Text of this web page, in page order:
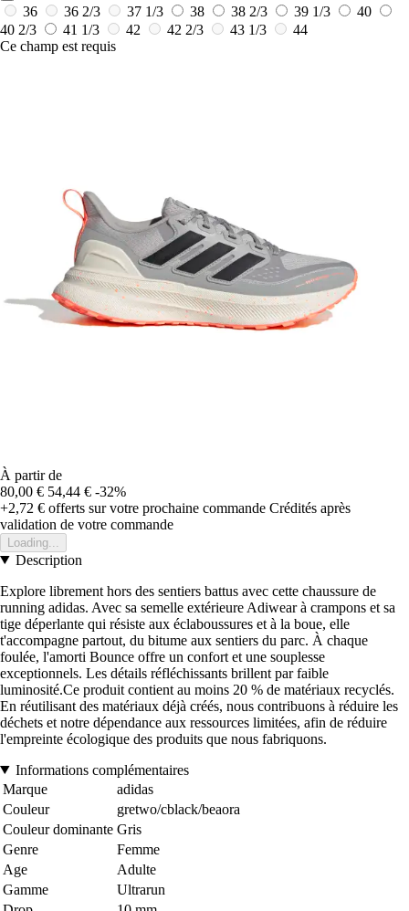
36
36 2/3 37 1/3 38 38 2/3 39 1/3
40
40 2/3
41 1/3 42 42 2/3 43 1/3
44
Ce champ est requis
À partir de
80,00 € 54,44 € -32%
+2,72 € offerts sur votre prochaine commande Crédités après
validation de votre commande
Loading...
Description
Explore librement hors des sentiers battus avec cette chaussure de
running adidas. Avec sa semelle extérieure Adiwear à crampons et sa
tige déperlante qui résiste aux éclaboussures et à la boue, elle
t'accompagne partout, du bitume aux sentiers du parc. À chaque
foulée, l'amorti Bounce offre un confort et une souplesse
exceptionnels. Les détails réfléchissants brillent par faible
luminosité.Ce produit contient au moins 20 % de matériaux recyclés.
En réutilisant des matériaux déjà créés, nous contribuons à réduire les
déchets et notre dépendance aux ressources limitées, afin de réduire
l'empreinte écologique des produits que nous fabriquons.
Informations complémentaires
Marque
adidas
Couleur
gretwo/cblack/beaora
Couleur dominante Gris
Genre
Femme
Age
Adulte
Gamme
Ultrarun